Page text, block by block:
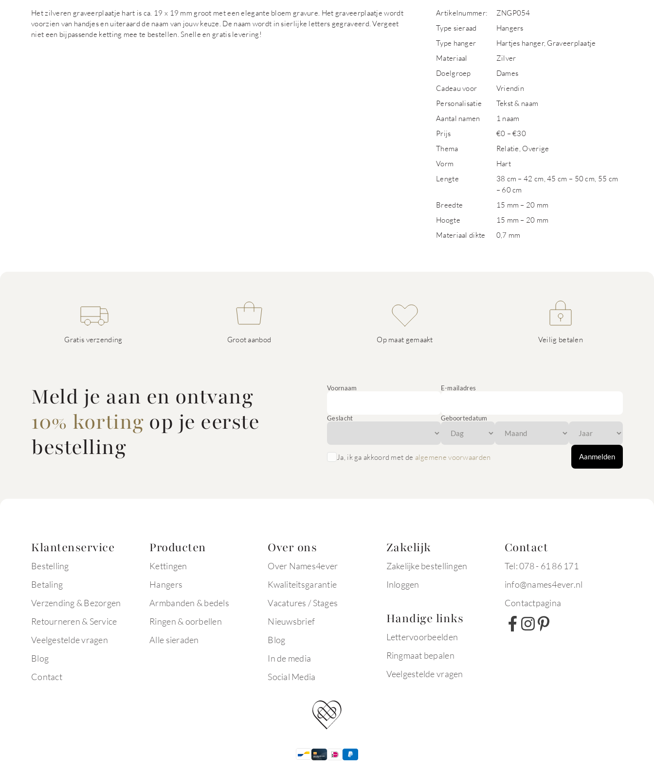
Het zilveren graveerplaatje hart is ca. 19 x 19 mm groot met een elegante bloem gravure. Het graveerplaatje wordt
voorzien van handjes en uiteraard de naam van jouw keuze. De naam wordt in sierlijke letters gegraveerd. Vergeet
niet een bijpassende ketting mee te bestellen. Snelle en gratis levering!
Artikelnummer:
ZNGP054
Type sieraad
Hangers
Type hanger
Hartjes hanger, Graveerplaatje
Materiaal
Zilver
Doelgroep
Dames
Cadeau voor
Vriendin
Personalisatie
Tekst & naam
Aantal namen
1 naam
Prijs
€0 – €30
Thema
Relatie, Overige
Vorm
Hart
Lengte
38 cm – 42 cm, 45 cm – 50 cm, 55 cm
– 60 cm
Breedte
15 mm – 20 mm
Hoogte
15 mm – 20 mm
Materiaal dikte
0,7 mm
Gratis verzending Groot aanbod Op maat gemaakt Veilig betalen
Meld je aan en ontvang
10% korting op je eerste
bestelling
Voornaam E-mailadres
Geslacht Geboortedatum
Ja, ik ga akkoord met de algemene voorwaarden Aanmelden
Klantenservice
Bestelling
Betaling
Verzending & Bezorgen
Retourneren & Service
Veelgestelde vragen
Blog
Contact
Producten
Kettingen
Hangers
Armbanden & bedels
Ringen & oorbellen
Alle sieraden
Over ons
Over Names4ever
Kwaliteitsgarantie
Vacatures / Stages
Nieuwsbrief
Blog
In de media
Social Media
Zakelijk
Zakelijke bestellingen
Inloggen
Handige links
Lettervoorbeelden
Ringmaat bepalen
Veelgestelde vragen
Contact
Tel: 078 - 61 86 171
info@names4ever.nl
Contactpagina